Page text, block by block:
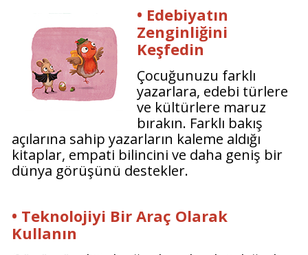
• Edebiyatın
Zenginliğini
Keşfedin
Çocuğunuzu farklı
yazarlara, edebi türlere
ve kültürlere maruz
bırakın. Farklı bakış
açılarına sahip yazarların kaleme aldığı
kitaplar, empati bilincini ve daha geniş bir
dünya görüşünü destekler.
• Teknolojiyi Bir Araç Olarak
Kullanın